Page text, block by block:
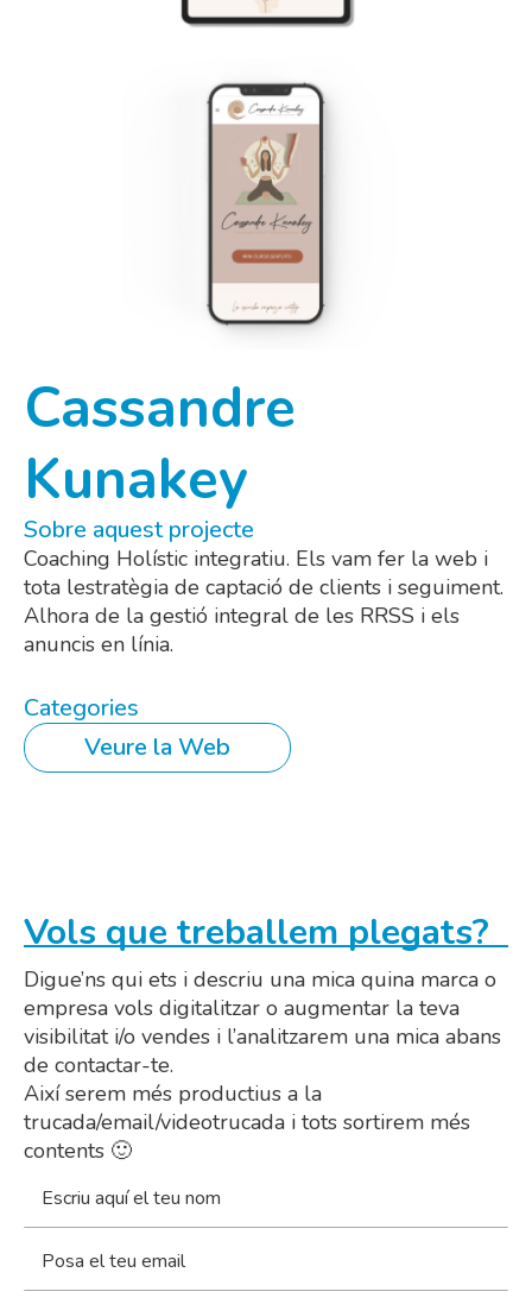
Cassandre
Kunakey
Sobre aquest projecte
Coaching Holístic integratiu. Els vam fer la web i
tota lestratègia de captació de clients i seguiment.
Alhora de la gestió integral de les RRSS i els
anuncis en línia.
Categories
Veure la Web
Vols que treballem plegats?
Digue’ns qui ets i descriu una mica quina marca o
empresa vols digitalitzar o augmentar la teva
visibilitat i/o vendes i l’analitzarem una mica abans
de contactar-te.
Així serem més productius a la
trucada/email/videotrucada i tots sortirem més
contents 🙂